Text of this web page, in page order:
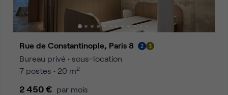
Rue de Constantinople, Paris 8
Bureau privé • sous-location
7 postes • 20 m2
2 450 € par mois